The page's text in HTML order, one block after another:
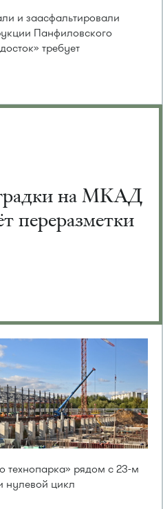
и заасфальтировали
Панфиловского
требует
на МКАД
переразметки
технопарка» рядом с 23-м
цикл